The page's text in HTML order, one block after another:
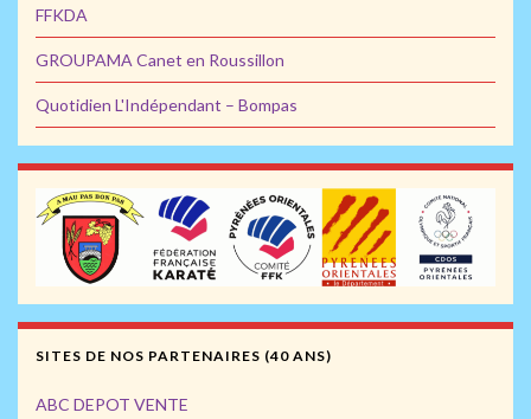
FFKDA
GROUPAMA Canet en Roussillon
Quotidien L'Indépendant – Bompas
SITES DE NOS PARTENAIRES (40 ANS)
ABC DEPOT VENTE